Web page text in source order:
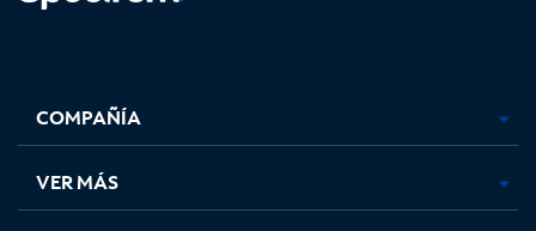
abre
en
pestaña
nueva
abre
en
pestaña
nueva
abre
en
pestaña
nueva
en
nueva
COMPAÑÍA
VER MÁS